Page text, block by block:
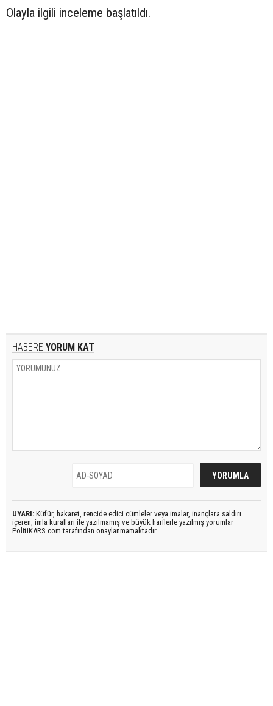
Olayla ilgili inceleme başlatıldı.
HABERE YORUM KAT
UYARI: Küfür, hakaret, rencide edici cümleler veya imalar, inançlara saldırı
içeren, imla kuralları ile yazılmamış ve büyük harflerle yazılmış yorumlar
PolitiKARS.com tarafından onaylanmamaktadır.